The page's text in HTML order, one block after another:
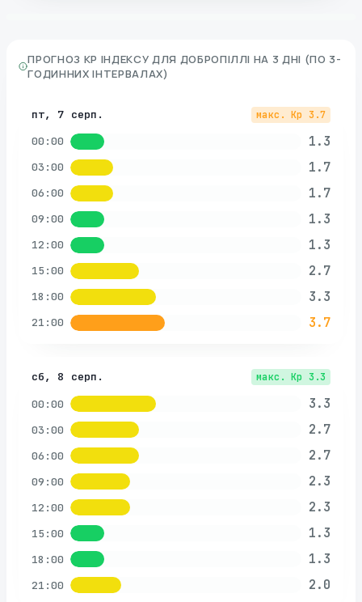
ПРОГНОЗ KP ІНДЕКСУ ДЛЯ ДОБРОПІЛЛІ НА 3 ДНІ (ПО 3-
ГОДИННИХ ІНТЕРВАЛАХ)
пт, 7 серп. макс. Kp 3.7
00:00 1.3
03:00 1.7
06:00 1.7
09:00 1.3
12:00 1.3
15:00 2.7
18:00 3.3
21:00 3.7
сб, 8 серп. макс. Kp 3.3
00:00 3.3
03:00 2.7
06:00 2.7
09:00 2.3
12:00 2.3
15:00 1.3
18:00 1.3
21:00 2.0